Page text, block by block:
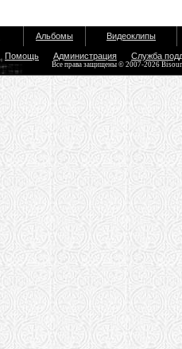
Альбомы Видеоклипы
Помощь Администрация Служба
Все права защищены © 2007-2026